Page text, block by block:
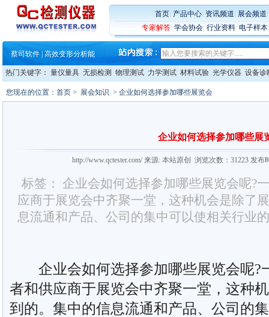
首页: 产品中心: 资讯频道: 展会频道
专家解答: 学会协会: 行业资料: 电子样本
ZEISS BOSELLO ADR 让内部缺
蔡司和亿纬锂能达成战略合作
大牌云集 买家升级 ——26
·蔡司软件 | 高效变形分析能
·铸就AI服务器质量动脉 – 高
·铸就AI服务器质量动脉 – 高
·ZEISS BOSELLO ADR 让内部缺
·大牌云集 买家升级 ——26
热门关键字： 量仪量具 无损检测 物理测试 力学测试 材料试验 光学仪器 设备诊
您现在的位置： 首页 > 展会知识 > 企业如何选择参加哪些展览会
企业如何选择参加哪些展
http://www.qctester.com/ 来源: 本站原创 浏览次数：31223 发布
标签： 企业会如何选择参加哪些展览会呢?
应商于展览会中齐聚一堂，这种机会是除了
息流通和产品、公司的集中可以使相关行业
企业会如何选择参加哪些展览会呢?
者和供应商于展览会中齐聚一堂，这种
到的。集中的信息流通和产品、公司的